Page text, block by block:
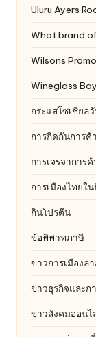
Uluru Ayers
What brand
Wilsons
Wineglass Bay
กระแสโซเชียล
การกีดกันการค้า
การเจรจาการ
การเมืองไทยใ
กินโปรตีน
ข้อพิพาทภาษี
ข่าวการเมืองล่
ข่าวธุรกิจและก
ข่าวสังคมออนไ